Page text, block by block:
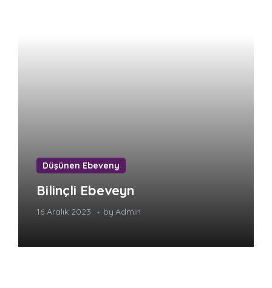
Düşünen Ebeveny
Bilinçli Ebeveyn
16 Aralık 2023 by Admin